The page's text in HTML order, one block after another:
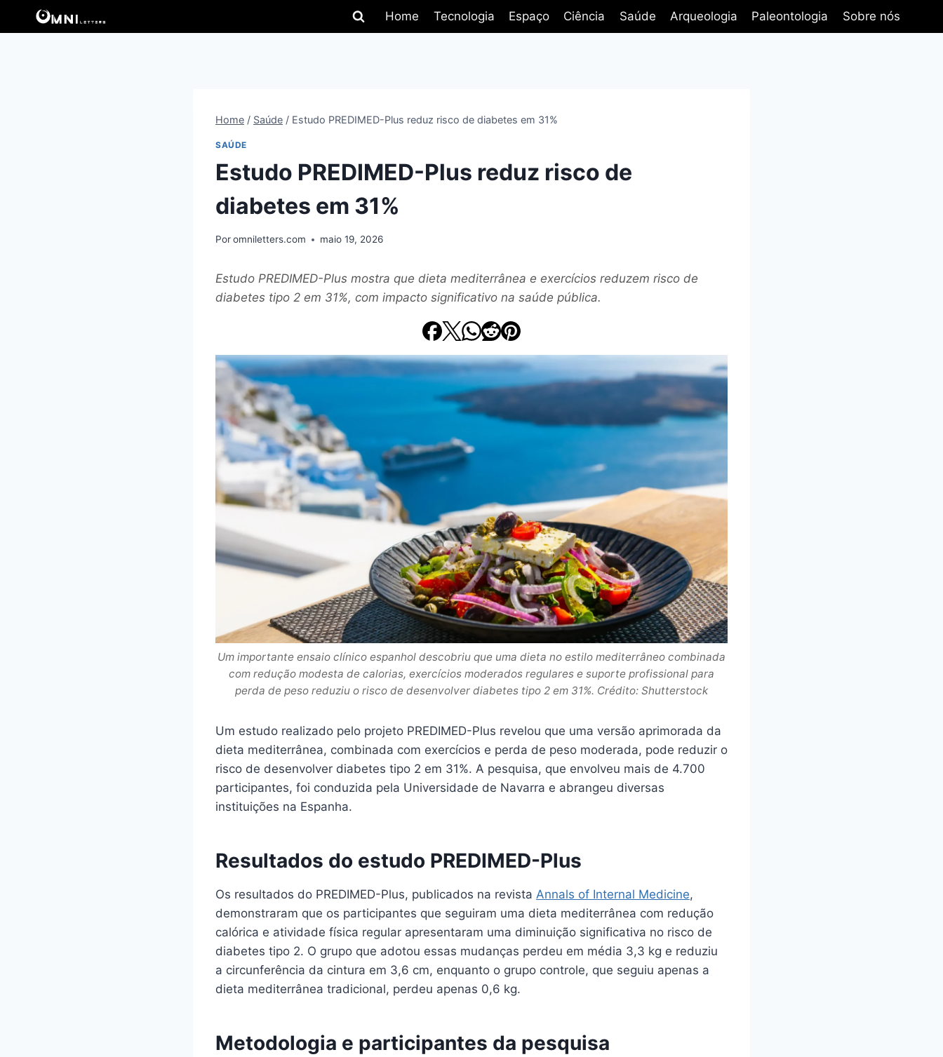
Home Tecnologia Espaço Ciência Saúde Arqueologia Paleontologia Sobre nós
Home / Saúde / Estudo PREDIMED-Plus reduz risco de diabetes em 31%
SAÚDE
Estudo PREDIMED-Plus reduz risco de
diabetes em 31%
Poromniletters.com maio 19, 2026
Estudo PREDIMED-Plus mostra que dieta mediterrânea e exercícios reduzem risco de
diabetes tipo 2 em 31%, com impacto significativo na saúde pública.
Um importante ensaio clínico espanhol descobriu que uma dieta no estilo mediterrâneo combinada
com redução modesta de calorias, exercícios moderados regulares e suporte profissional para
perda de peso reduziu o risco de desenvolver diabetes tipo 2 em 31%. Crédito: Shutterstock
Um estudo realizado pelo projeto PREDIMED-Plus revelou que uma versão aprimorada da
dieta mediterrânea, combinada com exercícios e perda de peso moderada, pode reduzir o
risco de desenvolver diabetes tipo 2 em 31%. A pesquisa, que envolveu mais de 4.700
participantes, foi conduzida pela Universidade de Navarra e abrangeu diversas
instituições na Espanha.
Resultados do estudo PREDIMED-Plus
Os resultados do PREDIMED-Plus, publicados na revista Annals of Internal Medicine,
demonstraram que os participantes que seguiram uma dieta mediterrânea com redução
calórica e atividade física regular apresentaram uma diminuição significativa no risco de
diabetes tipo 2. O grupo que adotou essas mudanças perdeu em média 3,3 kg e reduziu
a circunferência da cintura em 3,6 cm, enquanto o grupo controle, que seguiu apenas a
dieta mediterrânea tradicional, perdeu apenas 0,6 kg.
Metodologia e participantes da pesquisa